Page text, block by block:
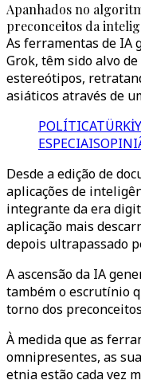
Apanhados no
preconceitos da
As ferramentas de IA
Grok, têm sido alvo
estereótipos,
asiáticos através de
POLÍTICA
ESPECIAIS
Desde a edição de
aplicações de
integrante da era
aplicação mais
depois ultrapassado
A ascensão da IA
também o escrutínio
torno dos
À medida que as
omnipresentes, as
etnia estão cada vez